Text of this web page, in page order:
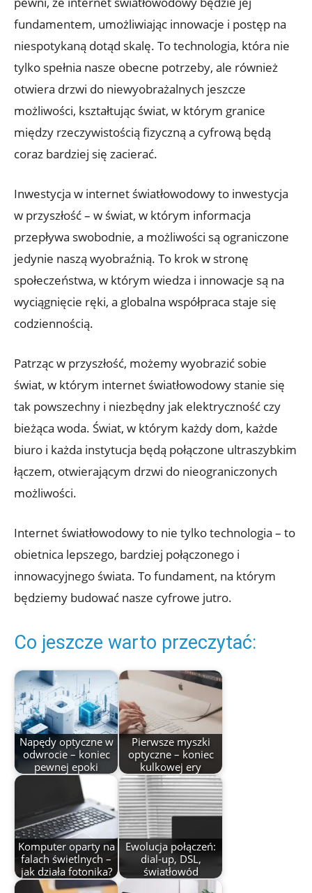
fundamentem, umożliwiając innowacje i postęp na
niespotykaną dotąd skalę. To technologia, która nie
tylko spełnia nasze obecne potrzeby, ale również
otwiera drzwi do niewyobrażalnych jeszcze
możliwości, kształtując świat, w którym granice
między rzeczywistością fizyczną a cyfrową będą
coraz bardziej się zacierać.
Inwestycja w internet światłowodowy to inwestycja
w przyszłość – w świat, w którym informacja
przepływa swobodnie, a możliwości są ograniczone
jedynie naszą wyobraźnią. To krok w stronę
społeczeństwa, w którym wiedza i innowacje są na
wyciągnięcie ręki, a globalna współpraca staje się
codziennością.
Patrząc w przyszłość, możemy wyobrazić sobie
świat, w którym internet światłowodowy stanie się
tak powszechny i niezbędny jak elektryczność czy
bieżąca woda. Świat, w którym każdy dom, każde
biuro i każda instytucja będą połączone ultraszybkim
łączem, otwierającym drzwi do nieograniczonych
możliwości.
Internet światłowodowy to nie tylko technologia – to
obietnica lepszego, bardziej połączonego i
innowacyjnego świata. To fundament, na którym
będziemy budować nasze cyfrowe jutro.
Co jeszcze warto przeczytać:
Napędy optyczne w
odwrocie – koniec
pewnej epoki
Pierwsze myszki
optyczne – koniec
kulkowej ery
Komputer oparty na
falach świetlnych –
jak działa fotonika?
Ewolucja połączeń:
dial-up, DSL,
światłowód